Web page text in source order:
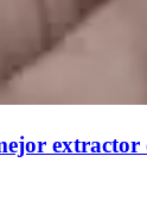
extractor